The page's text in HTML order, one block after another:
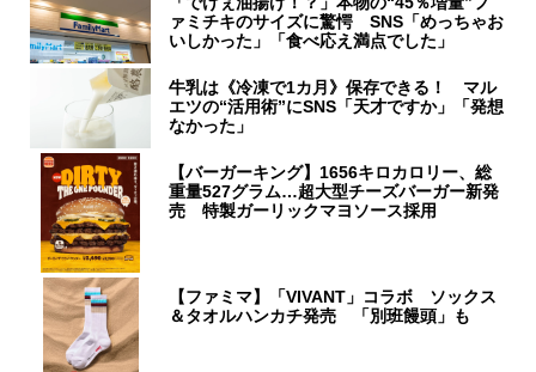
ァミチキのサイズに驚愕 SNS「めっちゃお
いしかった」「食べ応え満点でした」
牛乳は《冷凍で1カ月》保存できる！ マル
エツの“活用術”にSNS「天才ですか」「発想
なかった」
【バーガーキング】1656キロカロリー、総
重量527グラム…超大型チーズバーガー新発
売 特製ガーリックマヨソース採用
【ファミマ】「VIVANT」コラボ ソックス
＆タオルハンカチ発売 「別班饅頭」も